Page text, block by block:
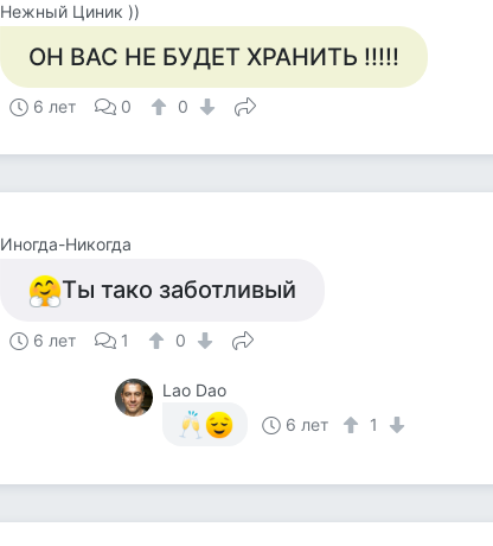
Нежный Циник ))
ОН ВАС НЕ БУДЕТ ХРАНИТЬ !!!!!
6 лет 0 0
Иногда-Никогда
Ты тако заботливый
6 лет 1 0
Lao Dao
6 лет
1